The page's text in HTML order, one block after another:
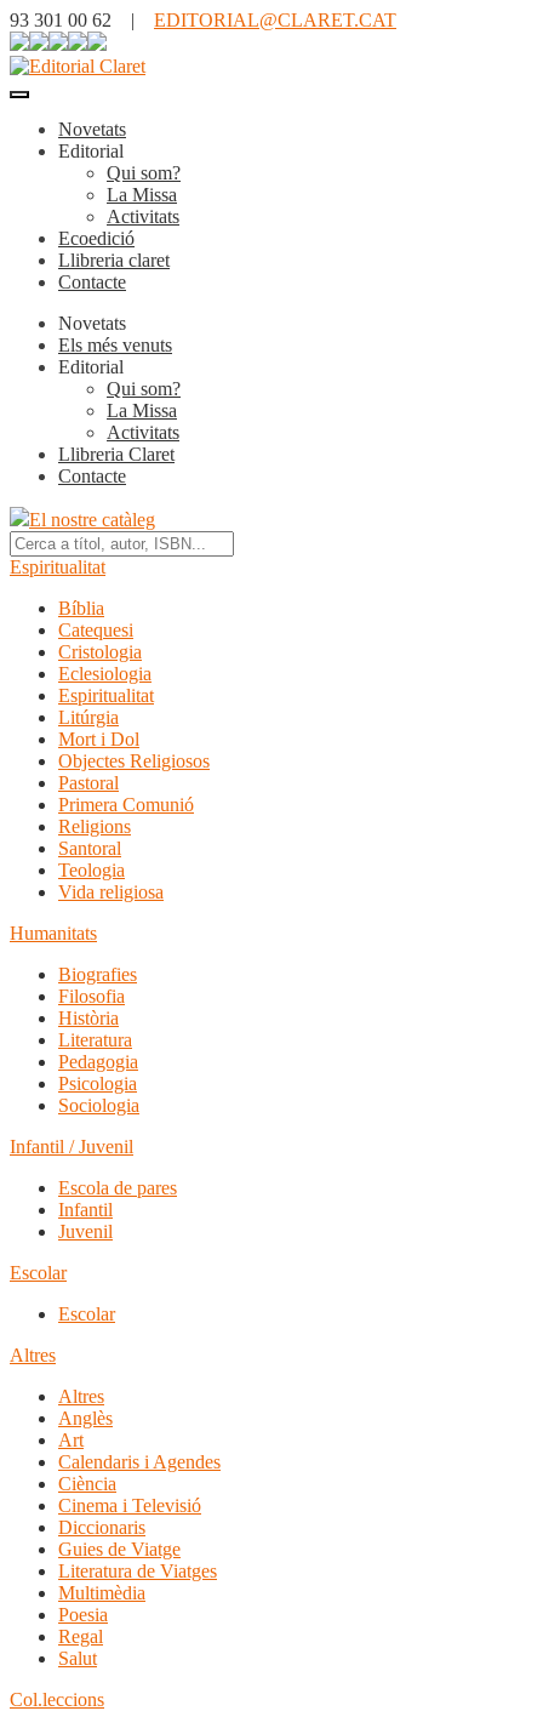
93 301 00 62 | EDITORIAL@CLARET.CAT
Novetats
Editorial
Qui som?
La Missa
Activitats
Ecoedició
Llibreria claret
Contacte
Novetats
Els més venuts
Editorial
Qui som?
La Missa
Activitats
Llibreria Claret
Contacte
El nostre catàleg
Espiritualitat
Bíblia
Catequesi
Cristologia
Eclesiologia
Espiritualitat
Litúrgia
Mort i Dol
Objectes Religiosos
Pastoral
Primera Comunió
Religions
Santoral
Teologia
Vida religiosa
Humanitats
Biografies
Filosofia
Història
Literatura
Pedagogia
Psicologia
Sociologia
Infantil / Juvenil
Escola de pares
Infantil
Juvenil
Escolar
Escolar
Altres
Altres
Anglès
Art
Calendaris i Agendes
Ciència
Cinema i Televisió
Diccionaris
Guies de Viatge
Literatura de Viatges
Multimèdia
Poesia
Regal
Salut
Col.leccions